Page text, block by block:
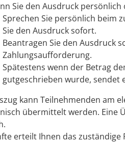
Sie den Ausdruck
Sprechen Sie persönlich beim
Sie den Ausdruck sofort.
Beantragen Sie den Ausdruck
Zahlungsaufforderung.
Spätestens wenn der Betrag
gutgeschrieben wurde, sendet
kann Teilnehmenden am
übermittelt werden. Eine
erteilt Ihnen das zuständige